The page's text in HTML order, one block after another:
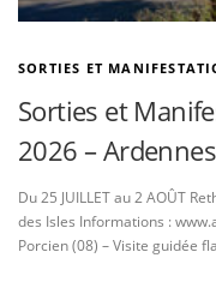
SORTIES ET
Sorties et
2026 – Ardennes
Du 25 JUILLET au 2 AOÛT
des Isles Informations :
Porcien (08) – Visite guidée